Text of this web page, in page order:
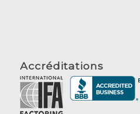
Accréditations